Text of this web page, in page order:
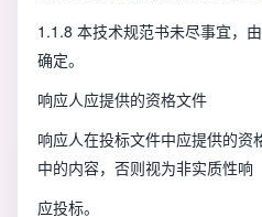
1.1.8 本技术规范书未尽事宜，
确定。
响应人应提供的资格文件
响应人在投标文件中应提供的
中的内容，否则视为非实质性响
应投标。